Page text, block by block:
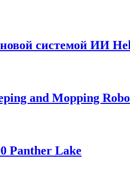
новой системой ИИ
and Mopping
Panther Lake